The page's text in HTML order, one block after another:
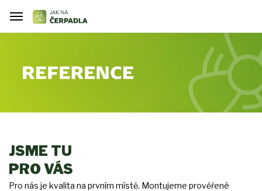
JSME TU
PRO VÁS
Pro nás je kvalita na prvním místě. Montujeme prověřené